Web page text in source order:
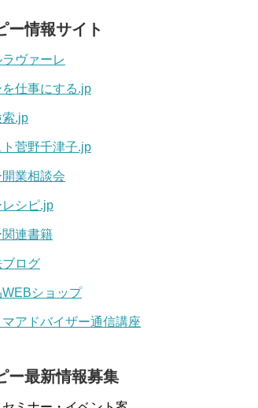
ー情報サイト
ヴァーレ
仕事にする.jp
索.jp
菅野千津子.jp
業相談会
シピ.jp
連書籍
ログ
ショップ
アドバイザー通信講座
ー最新情報募集